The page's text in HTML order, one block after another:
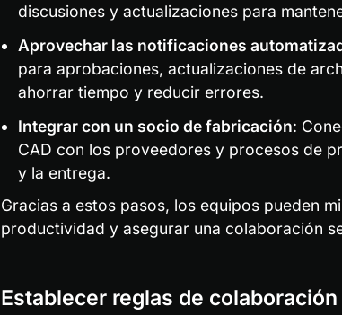
discusiones y actualizaciones para
Aprovechar las notificaciones
para aprobaciones, actualizaciones de
ahorrar tiempo y reducir errores.
Integrar con un socio de fabricación:
CAD con los proveedores y procesos de
y la entrega.
Gracias a estos pasos, los equipos pueden
productividad y asegurar una colaboración
Establecer reglas de